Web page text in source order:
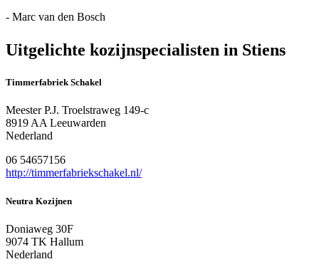
- Marc van den Bosch
Uitgelichte kozijnspecialisten in Stiens
Timmerfabriek Schakel
Meester P.J. Troelstraweg 149-c
8919 AA Leeuwarden
Nederland
06 54657156
http://timmerfabriekschakel.nl/
Neutra Kozijnen
Doniaweg 30F
9074 TK Hallum
Nederland